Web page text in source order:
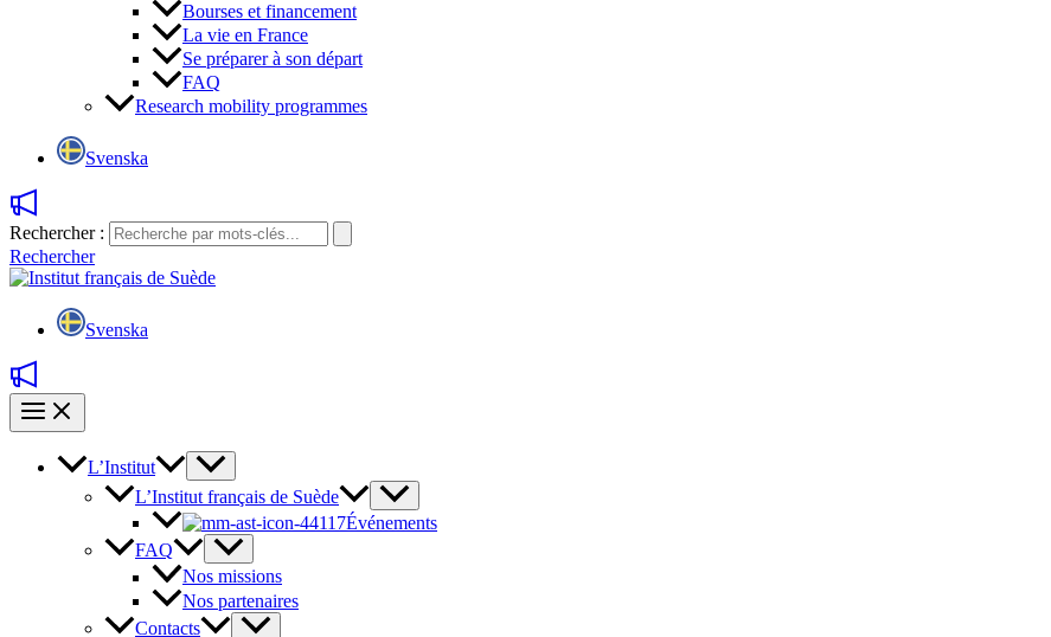
Bourses et financement
La vie en France
Se préparer à son départ
FAQ
Research mobility programmes
Svenska
Rechercher :
Rechercher
Svenska
L’Institut
L’Institut français de Suède
Événements
FAQ
Nos missions
Nos partenaires
Contacts